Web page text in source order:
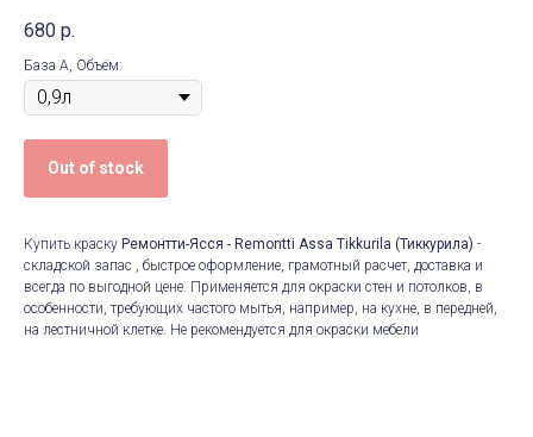
680 р.
База А, Объём:
Out of stock
Купить краску Ремонтти-Ясся - Remontti Assa Tikkurila (Тиккурила) -
складской запас , быстрое оформление, грамотный расчет, доставка и
всегда по выгодной цене. Применяется для окраски стен и потолков, в
особенности, требующих частого мытья, например, на кухне, в передней,
на лестничной клетке. Не рекомендуется для окраски мебели